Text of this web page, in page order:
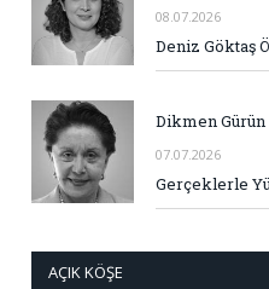
08.07.2026
Deniz Göktaş
Dikmen Gürün
07.07.2026
Gerçeklerle
AÇIK KÖŞE